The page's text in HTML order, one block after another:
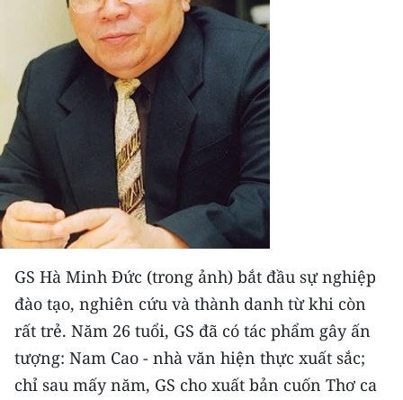
KIỂM CHỨNG THÔNG TIN
TRI THỨC CHUYÊN SÂU
54 DÂN TỘC VIỆT NAM
CHƯƠNG TRÌNH OCOP - MỖI XÃ
MỘT SẢN PHẨM
RADIO
MEDIA CENTER
E-Magazine
Video
GS Hà Minh Đức (trong ảnh) bắt đầu sự nghiệp
đào tạo, nghiên cứu và thành danh từ khi còn
rất trẻ. Năm 26 tuổi, GS đã có tác phẩm gây ấn
tượng: Nam Cao - nhà văn hiện thực xuất sắc;
chỉ sau mấy năm, GS cho xuất bản cuốn Thơ ca